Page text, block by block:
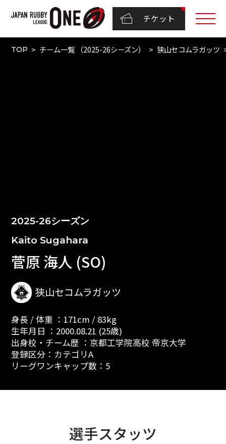
チケット
TOP チーム一覧 （2025-26シーズン） 狭山セコムラガッツ
2025-26シーズン
Kaito Sugahara
菅原 海人 (SO)
狭山セコムラガッツ
身長 / 体重 ：171cm / 83kg
生年月日 ：2000.08.21 (25歳)
出身校・チーム歴 ：京都工学院高校 帝京大学
登録区分：カテゴリA
リーグワンキャップ数：5
選手スタッツ